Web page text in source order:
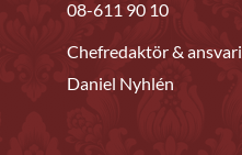
08-611 90 10
Chefredaktör &
Daniel Nyhlén